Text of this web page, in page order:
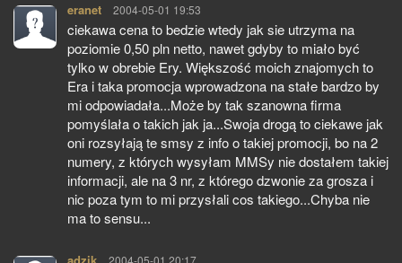
eranet pisze:
2004-05-01 19:53
ciekawa cena to bedzie wtedy jak sie utrzyma na
poziomie 0,50 pln netto, nawet gdyby to miało być
tylko w obrebie Ery. Większość moich znajomych to
Era i taka promocja wprowadzona na stałe bardzo by
mi odpowiadała...Może by tak szanowna firma
pomyślała o takich jak ja...Swoja drogą to ciekawe jak
oni rozsyłają te smsy z info o takiej promocji, bo na 2
numery, z których wysyłam MMSy nie dostałem takiej
informacji, ale na 3 nr, z którego dzwonie za grosza i
nic poza tym to mi przysłali cos takiego...Chyba nie
ma to sensu...